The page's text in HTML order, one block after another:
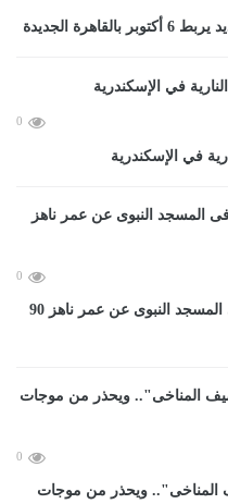
الجديدة
0
في الإسكندرية
0
رحيل بشير أحمد صديق شيخ القراء فى المسجد النبوى عن عمر ناهز 90
0
المناخى".. ويحذر من موجات